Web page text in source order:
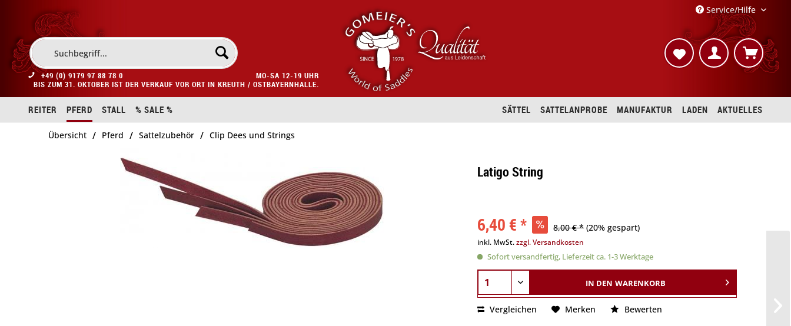
Service/Hilfe
+49 (0) 9179 97 88 78 0
MO-SA 12-19 UHR
BIS ZUM 31. OKTOBER IST DER VERKAUF VOR ORT IN KREUTH / OSTBAYERNHALLE.
REITER PFERD STALL % SALE % AKTUELLES
LADEN
MANUFAKTUR
SATTELANPROBE
SÄTTEL
Übersicht / Pferd / Sattelzubehör / Clip Dees und Strings
Latigo String
6,40 € * 8,00 € * (20% gespart)
inkl. MwSt.zzgl. Versandkosten
Sofort versandfertig, Lieferzeit ca. 1-3 Werktage
IN DEN WARENKORB
Vergleichen Merken Bewerten